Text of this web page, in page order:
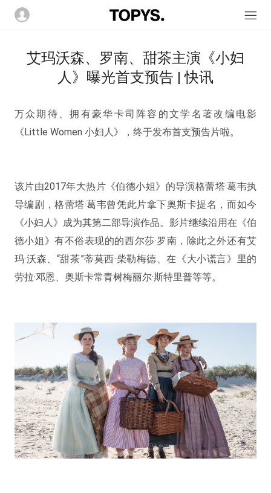
艾玛沃森、罗南、甜茶主演《小妇
人》曝光首支预告 | 快讯
万众期待、拥有豪华卡司阵容的文学名著改编电影
《Little Women 小妇人》，终于发布首支预告片啦。
该片由2017年大热片《伯德小姐》的导演格蕾塔·葛韦执
导编剧，格蕾塔·葛韦曾凭此片拿下奥斯卡提名，而如今
《小妇人》成为其第二部导演作品。影片继续沿用在《伯
德小姐》有不俗表现的的西尔莎·罗南，除此之外还有艾
玛·沃森、“甜茶”蒂莫西·柴勒梅德、在《大小谎言》里的
劳拉·邓恩、奥斯卡常青树梅丽尔·斯特里普等等。